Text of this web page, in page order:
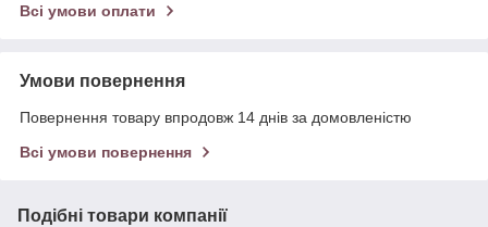
Всі умови оплати
Умови повернення
Повернення товару впродовж 14 днів за домовленістю
Всі умови повернення
Подібні товари компанії